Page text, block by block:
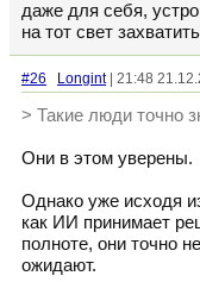
даже для себя,
на тот свет
#26 Longint| 21:48
> Такие люди точно
Они в этом уверены.
Однако уже исходя
как ИИ принимает
полноте, они точно
ожидают.